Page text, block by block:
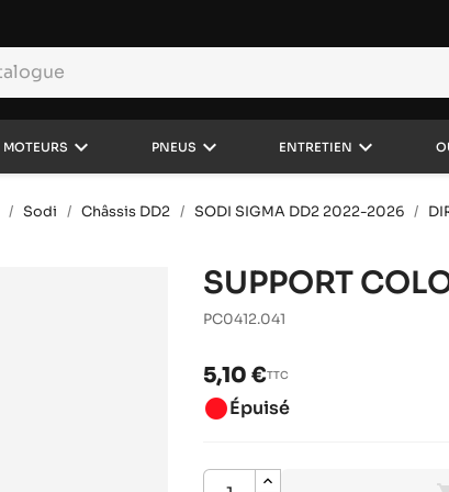
MOTEURS keyboard_arrow_down PNEUS keyboard_arrow_down ENTRETIEN keyboard_arrow_down
Sodi Châssis DD2 SODI SIGMA DD2 2022-2026
SUPPORT
PC0412.041
5,10 €TTC
brightness_1Épuisé